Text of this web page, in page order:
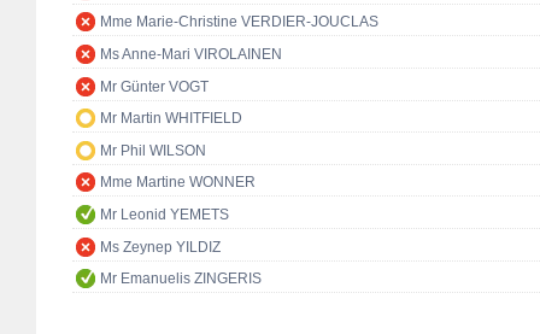
Mme Marie-Christine VERDIER-JOUCLAS
Ms Anne-Mari VIROLAINEN
Mr Günter VOGT
Mr Martin WHITFIELD
Mr Phil WILSON
Mme Martine WONNER
Mr Leonid YEMETS
Ms Zeynep YILDIZ
Mr Emanuelis ZINGERIS